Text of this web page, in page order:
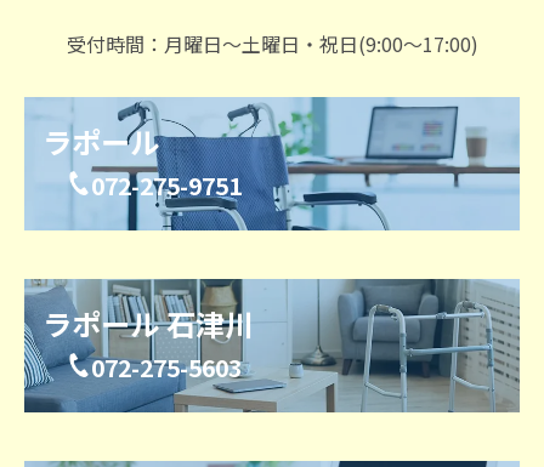
受付時間：月曜日～土曜日・祝日(9:00～17:00)
ラポール
072-275-9751
ラポール 石津川
072-275-5603